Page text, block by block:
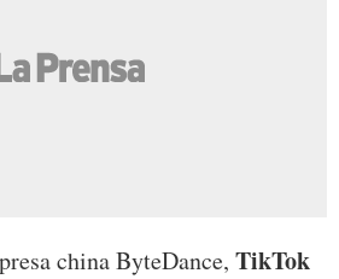
china ByteDance, TikTok